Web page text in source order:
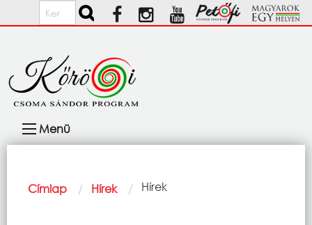
Ugrás a tartalomra
Keresés
navigáció
Menü
Morzsa
Címlap Hírek Current:
Hírek